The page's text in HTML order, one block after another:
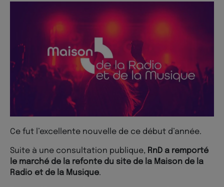
Ce fut l’excellente nouvelle de ce début d’année.
Suite à une consultation publique, RnD a remporté
le marché de la refonte du site de la Maison de la
Radio et de la Musique.